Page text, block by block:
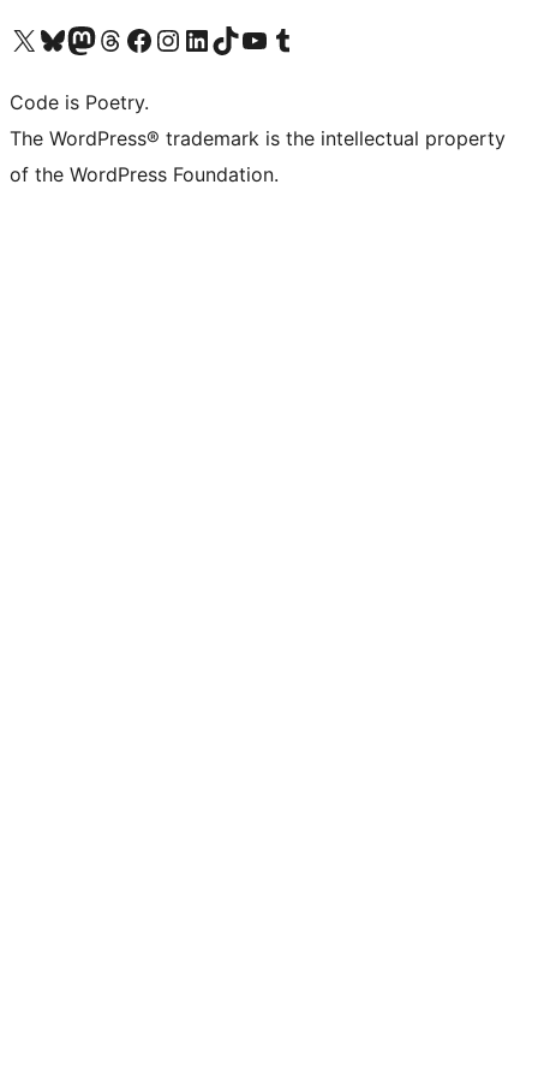
Visita il nostro account X (ex Twitter)
Visita il nostro account Bluesky
Visita il nostro account Mastodon
Visita il nostro account Threads
Visita la nostra pagina Facebook
Visita il nostro account Instagram
Visita il nostro account LinkedIn
Visita il nostro account TikTok
Visita il nostro canale YouTube
Visita il nostro account Tumblr
Code is Poetry.
The WordPress® trademark is the intellectual property
of the WordPress Foundation.